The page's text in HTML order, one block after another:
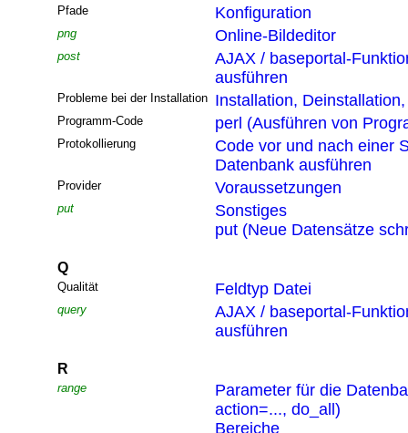
Pfade Konfiguration
png Online-Bildeditor
post
AJAX / baseportal-
ausführen
Probleme bei der Installation Installation,
Programm-Code perl (Ausführen von
Protokollierung
Code vor und nach einer
Datenbank ausführen
Provider Voraussetzungen
put
Sonstiges
put (Neue Datensätze
Q
Qualität Feldtyp Datei
query
AJAX / baseportal-
ausführen
R
range
Parameter für die
action=..., do_all)
Bereiche